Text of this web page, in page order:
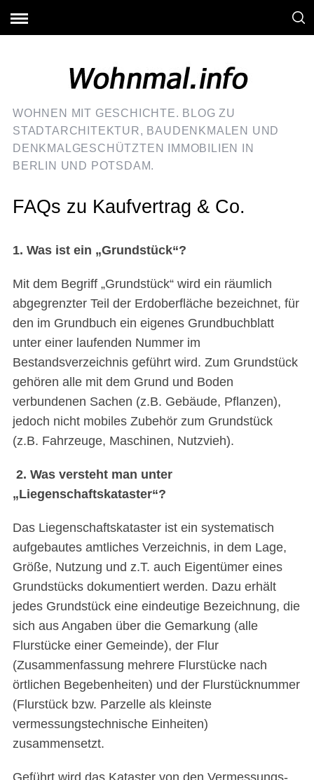
WOHNEN MIT GESCHICHTE. BLOG ZU
STADTARCHITEKTUR, BAUDENKMALEN UND
DENKMALGESCHÜTZTEN IMMOBILIEN IN
BERLIN UND POTSDAM.
FAQs zu Kaufvertrag & Co.
1. Was ist ein „Grundstück“?
Mit dem Begriff „Grundstück“ wird ein räumlich
abgegrenzter Teil der Erdoberfläche bezeichnet, für
den im Grundbuch ein eigenes Grundbuchblatt
unter einer laufenden Nummer im
Bestandsverzeichnis geführt wird. Zum Grundstück
gehören alle mit dem Grund und Boden
verbundenen Sachen (z.B. Gebäude, Pflanzen),
jedoch nicht mobiles Zubehör zum Grundstück
(z.B. Fahrzeuge, Maschinen, Nutzvieh).
2. Was versteht man unter
„Liegenschaftskataster“?
Das Liegenschaftskataster ist ein systematisch
aufgebautes amtliches Verzeichnis, in dem Lage,
Größe, Nutzung und z.T. auch Eigentümer eines
Grundstücks dokumentiert werden. Dazu erhält
jedes Grundstück eine eindeutige Bezeichnung, die
sich aus Angaben über die Gemarkung (alle
Flurstücke einer Gemeinde), der Flur
(Zusammenfassung mehrere Flurstücke nach
örtlichen Begebenheiten) und der Flurstücknummer
(Flurstück bzw. Parzelle als kleinste
vermessungstechnische Einheiten)
zusammensetzt.
Geführt wird das Kataster von den Vermessungs-